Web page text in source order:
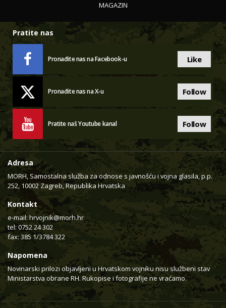
MAGAZIN
Pratite nas
Pronađite nas na Facebook-u Like
Pronađite nas na X-u Follow
Pratite naš Youtube kanal Follow
Adresa
MORH, Samostalna služba za odnose s javnošću i vojna glasila, p.p.
252, 10002 Zagreb, Republika Hrvatska
Kontakt
e-mail: hrvojnik@morh.hr
tel: 0752 24 302
fax: 385 1/3784 322
Napomena
Novinarski prilozi objavljeni u Hrvatskom vojniku nisu službeni stav
Ministarstva obrane RH. Rukopise i fotografije ne vraćamo.